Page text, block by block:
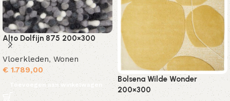
Alto Dolfijn 875 200×300
Vloerkleden, Wonen
€ 1.789,00
Toevoegen aan winkelwagen
Bolsena Wilde Wonder
200×300